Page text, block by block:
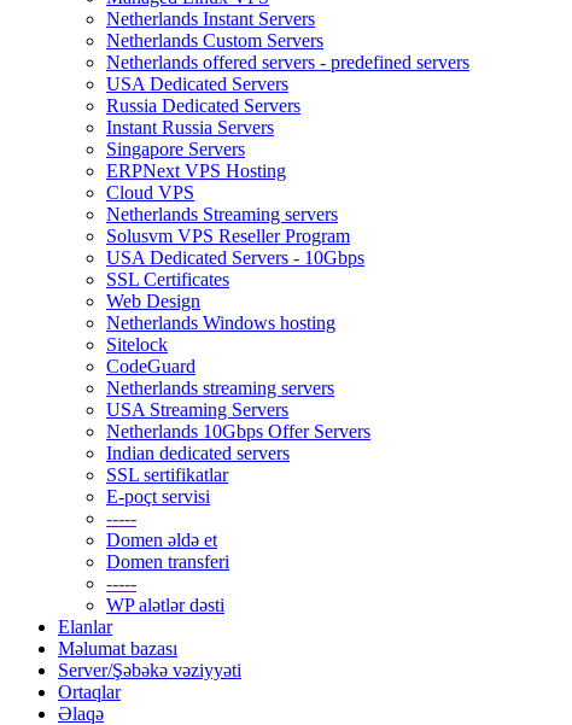
Netherlands Instant Servers
Netherlands Custom Servers
Netherlands offered servers - predefined servers
USA Dedicated Servers
Russia Dedicated Servers
Instant Russia Servers
Singapore Servers
ERPNext VPS Hosting
Cloud VPS
Netherlands Streaming servers
Solusvm VPS Reseller Program
USA Dedicated Servers - 10Gbps
SSL Certificates
Web Design
Netherlands Windows hosting
Sitelock
CodeGuard
Netherlands streaming servers
USA Streaming Servers
Netherlands 10Gbps Offer Servers
Indian dedicated servers
SSL sertifikatlar
E-poçt servisi
-----
Domen əldə et
Domen transferi
-----
WP alətlər dəsti
Elanlar
Məlumat bazası
Server/Şəbəkə vəziyyəti
Ortaqlar
Əlaqə